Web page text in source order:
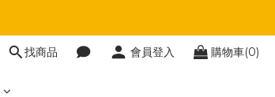
找商品 會員登入 購物車(0)